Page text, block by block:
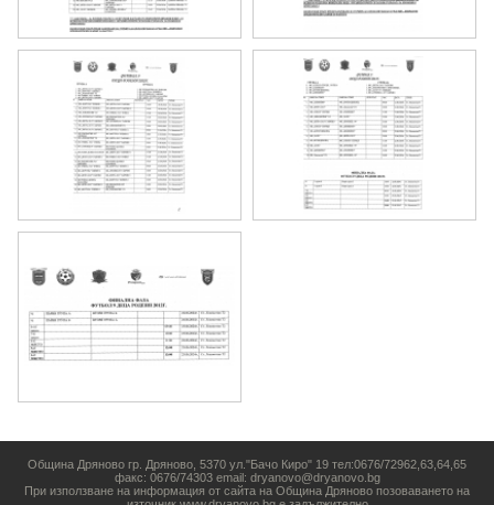
Община Дряново гр. Дряново, 5370 ул."Бачо Киро" 19 тел:0676/72962,63,64,65
факс: 0676/74303 email: dryanovo@dryanovo.bg
При използване на информация от сайта на Община Дряново позоваването на